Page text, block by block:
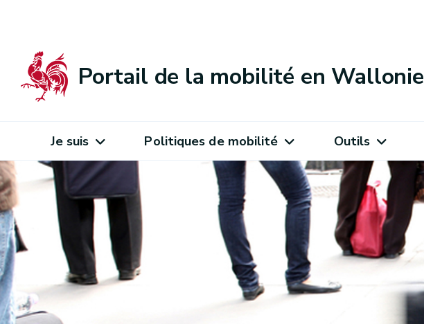
Portail de la mobilité en Wallonie
Je suis Politiques de mobilité Outils